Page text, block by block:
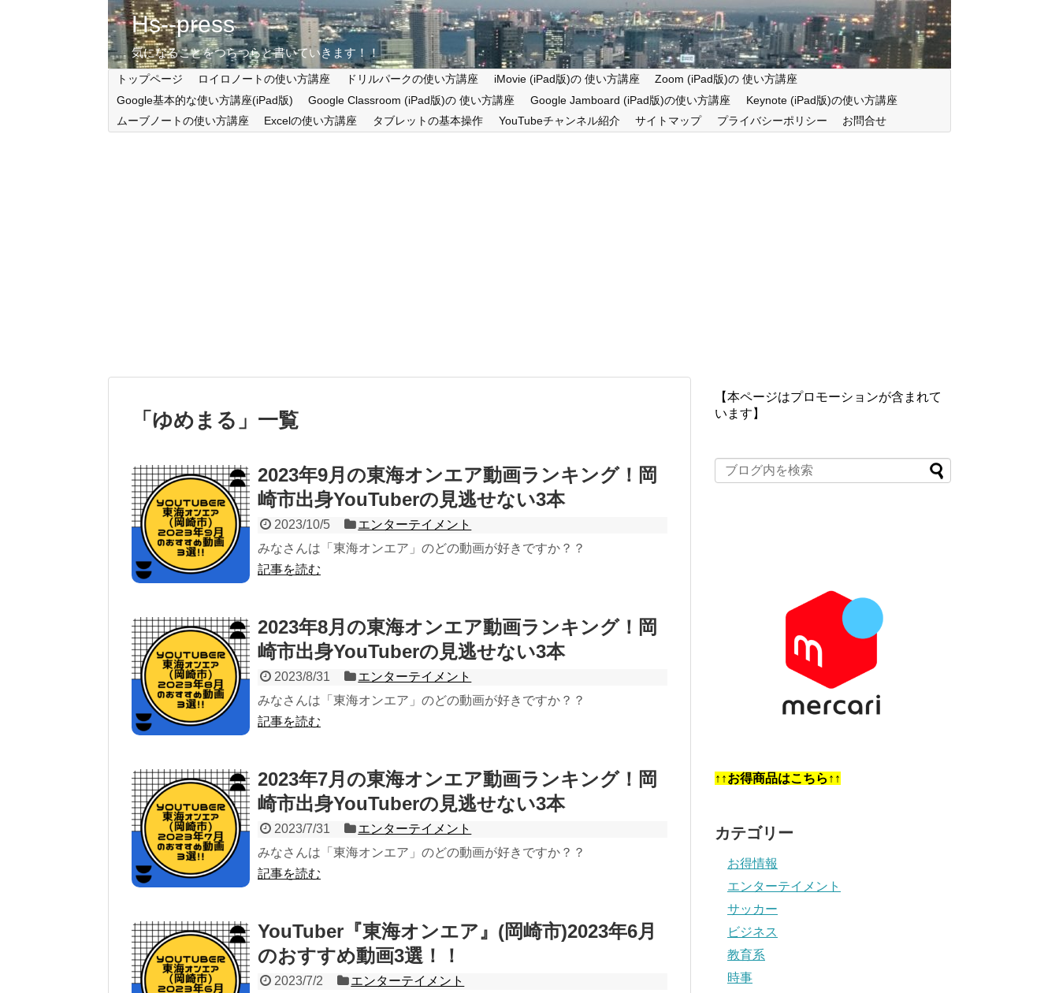
Hs--press
気になることをつらつらと書いていきます！！
トップページ ロイロノートの使い方講座 ドリルパークの使い方講座 iMovie (iPad版)の 使い方講座
Zoom (iPad版)の 使い方講座
Google基本的な使い方講座(iPad版)
Google Classroom (iPad版)の 使い方講座 Google Jamboard (iPad版)の使い方講座
Keynote (iPad版)の使い方講座
ムーブノートの使い方講座
Excelの使い方講座 タブレットの基本操作 YouTubeチャンネル紹介 サイトマップ プライバシーポリシー お問合せ
「 ゆめまる 」 一覧
2023年9月の東海オンエア動画ランキング！岡
崎市出身YouTuberの見逃せない3本
2023/10/5
エンターテイメント
みなさんは「東海オンエア」のどの動画が好きですか？？
記事を読む
2023年8月の東海オンエア動画ランキング！岡
崎市出身YouTuberの見逃せない3本
2023/8/31
エンターテイメント
みなさんは「東海オンエア」のどの動画が好きですか？？
記事を読む
2023年7月の東海オンエア動画ランキング！岡
崎市出身YouTuberの見逃せない3本
2023/7/31
エンターテイメント
みなさんは「東海オンエア」のどの動画が好きですか？？
記事を読む
YouTuber『東海オンエア』(岡崎市)2023年6月
のおすすめ動画3選！！
2023/7/2
エンターテイメント
【本ページはプロモーションが含まれて
います】
↑↑お得商品はこちら↑↑
カテゴリー
お得情報
エンターテイメント
サッカー
ビジネス
教育系
時事